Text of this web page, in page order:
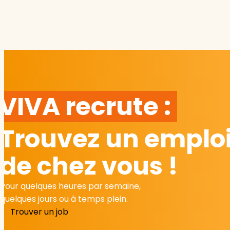
recrute :
Trouvez un
de chez vous !
Pour quelques heures par semaine,
quelques jours ou à temps plein.
Trouver un job